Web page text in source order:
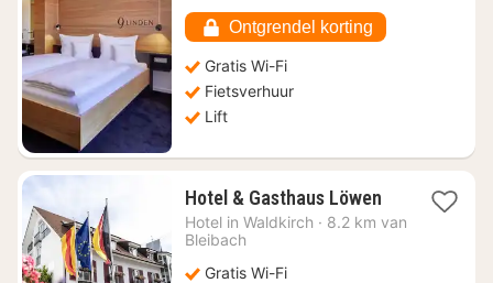
€
107,24
Ontgrendel korting
Gratis Wi-Fi
Fietsverhuur
Lift
Hotel & Gasthaus Löwen1
nacht
Hotel in Waldkirch · 8.2 km van
Bleibach
Gratis Wi-Fi